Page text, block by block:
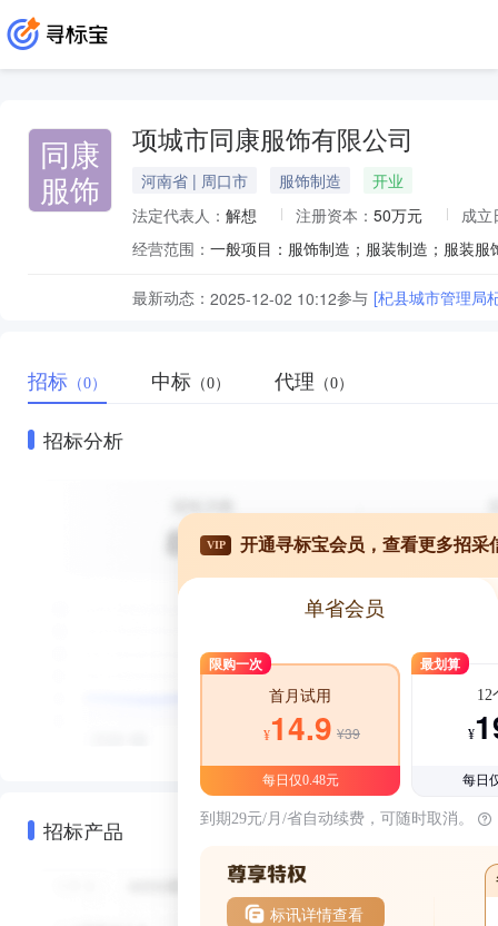
同康
服饰
项城市同康服饰有限公司
河南省 | 周口市 服饰制造
开业
法定代表人： 解想 注册资本： 50万元
成立
经营范围：
最新动态： 2025-12-02 10:12参与 [杞县城市管理局
招标 （0） 中标 （0） 代理 （0）
招标分析
招标产品
VIP 开通寻标宝会员，查看更多招采
单省会员
限购一次
首月试用
¥14.9 ¥39
每日仅0.48元
最划算
12
¥
每日
到期29元/月/省自动续费，可随时取消。
标讯详情查看